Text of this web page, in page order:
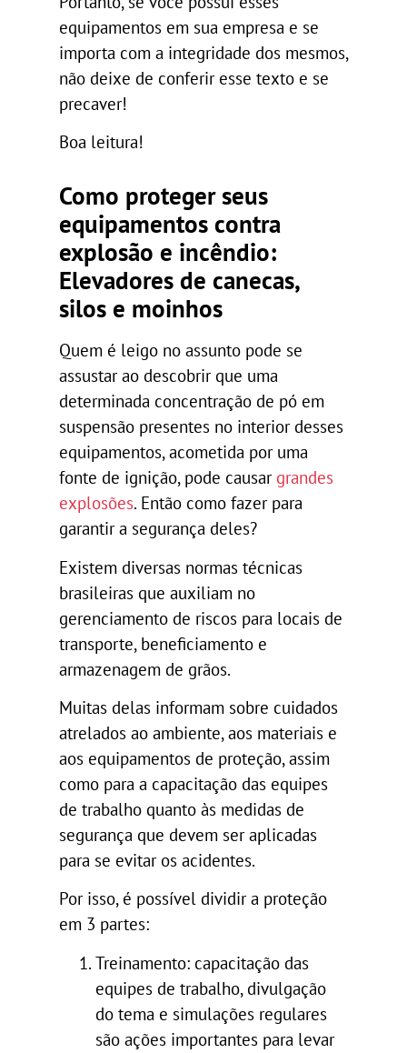
equipamentos em sua empresa e se
importa com a integridade dos mesmos,
não deixe de conferir esse texto e se
precaver!
Boa leitura!
Como proteger seus
equipamentos contra
explosão e incêndio:
Elevadores de canecas,
silos e moinhos
Quem é leigo no assunto pode se
assustar ao descobrir que uma
determinada concentração de pó em
suspensão presentes no interior desses
equipamentos, acometida por uma
fonte de ignição, pode causar grandes
explosões. Então como fazer para
garantir a segurança deles?
Existem diversas normas técnicas
brasileiras que auxiliam no
gerenciamento de riscos para locais de
transporte, beneficiamento e
armazenagem de grãos.
Muitas delas informam sobre cuidados
atrelados ao ambiente, aos materiais e
aos equipamentos de proteção, assim
como para a capacitação das equipes
de trabalho quanto às medidas de
segurança que devem ser aplicadas
para se evitar os acidentes.
Por isso, é possível dividir a proteção
em 3 partes:
Treinamento: capacitação das
equipes de trabalho, divulgação
do tema e simulações regulares
são ações importantes para levar